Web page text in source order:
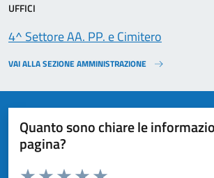
UFFICI
4^ Settore AA. PP. e Cimitero
VAI ALLA SEZIONE AMMINISTRAZIONE
Quanto sono chiare le
pagina?
Valuta da 1 a 5 stelle la pagina